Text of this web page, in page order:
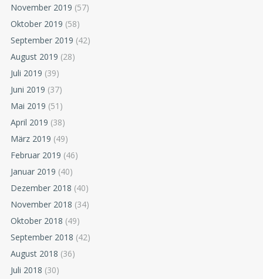
November 2019 (57)
Oktober 2019 (58)
September 2019 (42)
August 2019 (28)
Juli 2019 (39)
Juni 2019 (37)
Mai 2019 (51)
April 2019 (38)
März 2019 (49)
Februar 2019 (46)
Januar 2019 (40)
Dezember 2018 (40)
November 2018 (34)
Oktober 2018 (49)
September 2018 (42)
August 2018 (36)
Juli 2018 (30)